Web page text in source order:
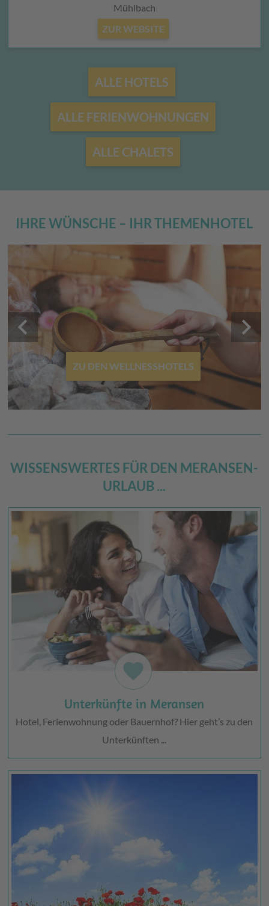
Mühlbach
ZUR WEBSITE
ALLE HOTELS
ALLE FERIENWOHNUNGEN
ALLE CHALETS
IHRE WÜNSCHE – IHR THEMENHOTEL
ZU DEN WELLNESSHOTELS
keyboard_arrow_left keyboard_arrow_right
WISSENSWERTES FÜR DEN MERANSEN-
URLAUB ...
favorite
Unterkünfte in Meransen
Hotel, Ferienwohnung oder Bauernhof? Hier geht’s zu den
Unterkünften ...